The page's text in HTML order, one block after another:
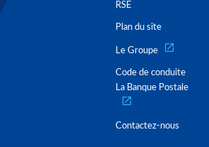
RSE
Plan du site
Le Groupe
Code de conduite
La Banque Postale
Contactez-nous